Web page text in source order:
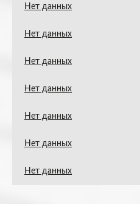
Нет данных
Нет данных
Нет данных
Нет данных
Нет данных
Нет данных
Нет данных